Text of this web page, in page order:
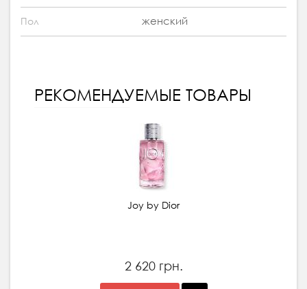
Пол женский
РЕКОМЕНДУЕМЫЕ ТОВАРЫ
Joy by Dior
2 620 грн.